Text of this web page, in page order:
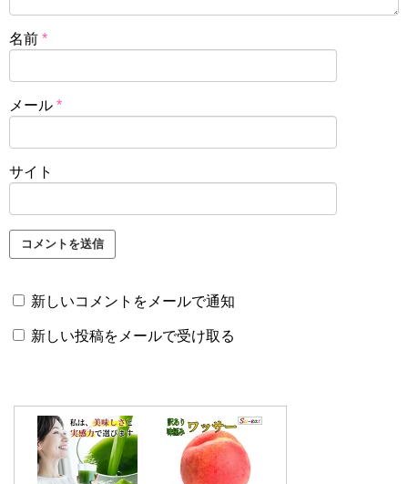
名前 *
メール *
サイト
新しいコメントをメールで通知
新しい投稿をメールで受け取る